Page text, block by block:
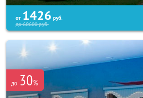
от 1426 руб.
до60600руб.
до 30%